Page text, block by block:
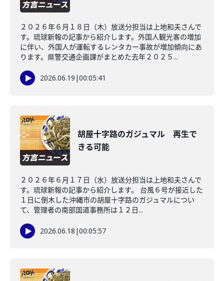
２０２６年６月１８日（木）放送分担当は上地和夫さんで
す。琉球新報の記事から紹介します。外国人観光客の増加
に伴い、外国人が運転するレンタカー事故が増加傾向にあ
ります。県警交通企画課がまとめた去年２０２５...
2026.06.19 |00:05:41
胡屋十字路のガジュマル 再生で
きる可能
２０２６年６月１７日（水）放送分担当は上地和夫さんで
す。琉球新報の記事から紹介します。 台風６号が接近した
１日に倒木した沖縄市の胡屋十字路のガジュマルについ
て、管理者の南部国道事務所は１２日...
2026.06.18 |00:05:57